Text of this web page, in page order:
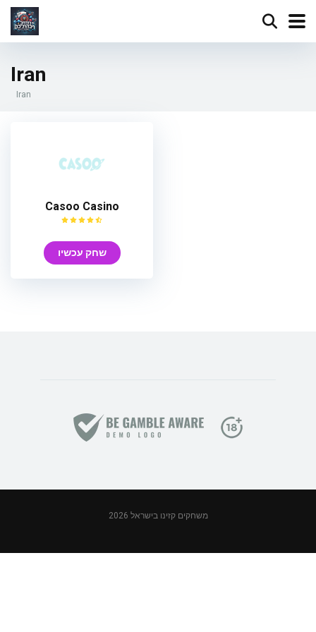
Iran
Iran
Casoo Casino
שחק עכשיו
משחקים קזינו בישראל 2026